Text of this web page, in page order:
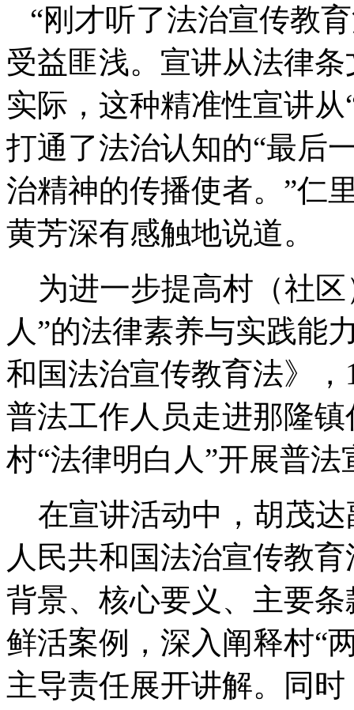
“刚才听了法治宣传教
受益匪浅。宣讲从法律
实际，这种精准性宣讲从
打通了法治认知的“最后
治精神的传播使者。”仁
黄芳深有感触地说道。
为进一步提高村（社区
人”的法律素养与实践能
和国法治宣传教育法》
普法工作人员走进那隆
村“法律明白人”开展普法
在宣讲活动中，胡茂达
人民共和国法治宣传教
背景、核心要义、主要
鲜活案例，深入阐释村“
主导责任展开讲解。同